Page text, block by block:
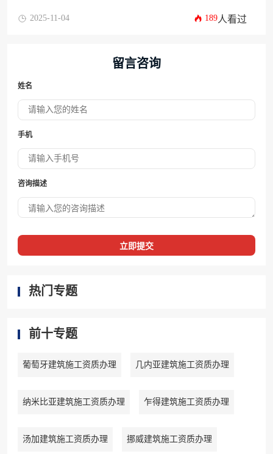
2025-11-04 189人看过
留言咨询
姓名
手机
咨询描述
立即提交
热门专题
前十专题
葡萄牙建筑施工资质办理 几内亚建筑施工资质办理
纳米比亚建筑施工资质办理 乍得建筑施工资质办理
汤加建筑施工资质办理 挪威建筑施工资质办理